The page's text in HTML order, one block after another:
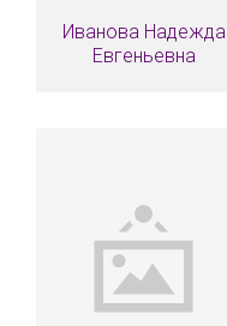
Иванова Надежда
Евгеньевна